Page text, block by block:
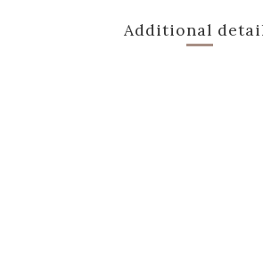
Additional